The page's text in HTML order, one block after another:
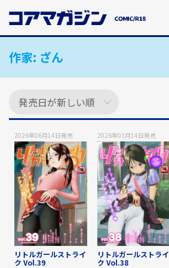
ン
作家: ざん
2026年06月14日発売
リトルガールストライ
ク Vol.39
2026年03月14日発売
リトルガールストライ
ク Vol.38